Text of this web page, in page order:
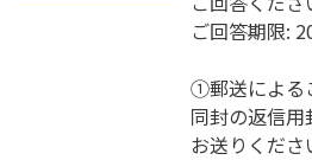
ご回答期限:
①郵送による
同封の返信
お送りくださ